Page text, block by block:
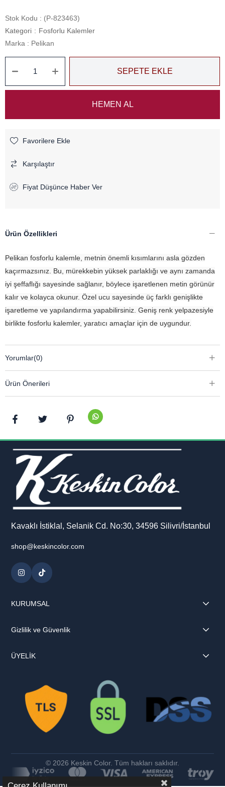
Stok Kodu
(P-823463)
Kategori : Fosforlu Kalemler
Marka : Pelikan
Favorilere Ekle
Karşılaştır
Fiyat Düşünce Haber Ver
Ürün Özellikleri
Pelikan fosforlu kalemle, metnin önemli kısımlarını asla gözden
kaçırmazsınız. Bu, mürekkebin yüksek parlaklığı ve aynı zamanda
iyi şeffaflığı sayesinde sağlanır, böylece işaretlenen metin görünür
kalır ve kolayca okunur. Özel ucu sayesinde üç farklı genişlikte
işaretleme ve yapılandırma yapabilirsiniz. Geniş renk yelpazesiyle
birlikte fosforlu kalemler, yaratıcı amaçlar için de uygundur.
Yorumlar(0)
Ürün Önerileri
Kavaklı İstiklal, Selanik Cd. No:30, 34596 Silivri/İstanbul
shop@keskincolor.com
KURUMSAL
Gizlilik ve Güvenlik
ÜYELİK
© 2026 Keskin Color. Tüm hakları saklıdır.